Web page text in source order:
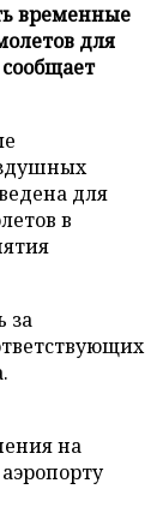
временные
для
для
в
за
на